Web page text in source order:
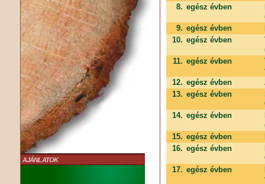
AJÁNLATOK
8. egész évben
9. egész évben
10. egész évben
11. egész évben
12. egész évben
13. egész évben
14. egész évben
15. egész évben
16. egész évben
17. egész évben